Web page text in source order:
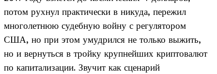
потом рухнул практически в никуда, пережил
многолетнюю судебную войну с регулятором
США, но при этом умудрился не только выжить,
но и вернуться в тройку крупнейших криптовалют
по капитализации. Звучит как сценарий